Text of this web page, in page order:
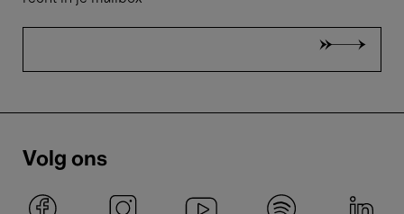
Volg ons